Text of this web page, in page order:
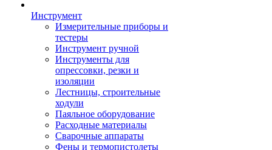
Инструмент
Измерительные приборы и
тестеры
Инструмент ручной
Инструменты для
опрессовки, резки и
изоляции
Лестницы, строительные
ходули
Паяльное оборудование
Расходные материалы
Сварочные аппараты
Фены и термопистолеты